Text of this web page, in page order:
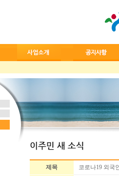
제목 코로나19 외국